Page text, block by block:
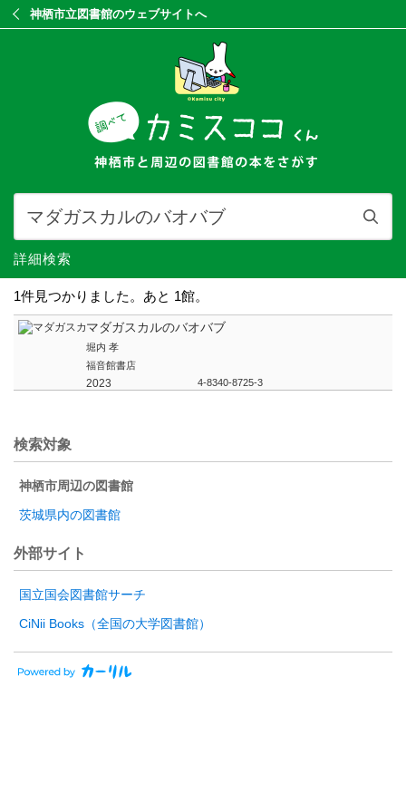
神栖市立図書館のウェブサイトへ
詳細検索
1件見つかりました。あと 1館。
マダガスカルのバオバブ
堀内 孝
福音館書店
2023 4-8340-8725-3
検索対象
神栖市周辺の図書館
茨城県内の図書館
外部サイト
国立国会図書館サーチ
CiNii Books（全国の大学図書館）